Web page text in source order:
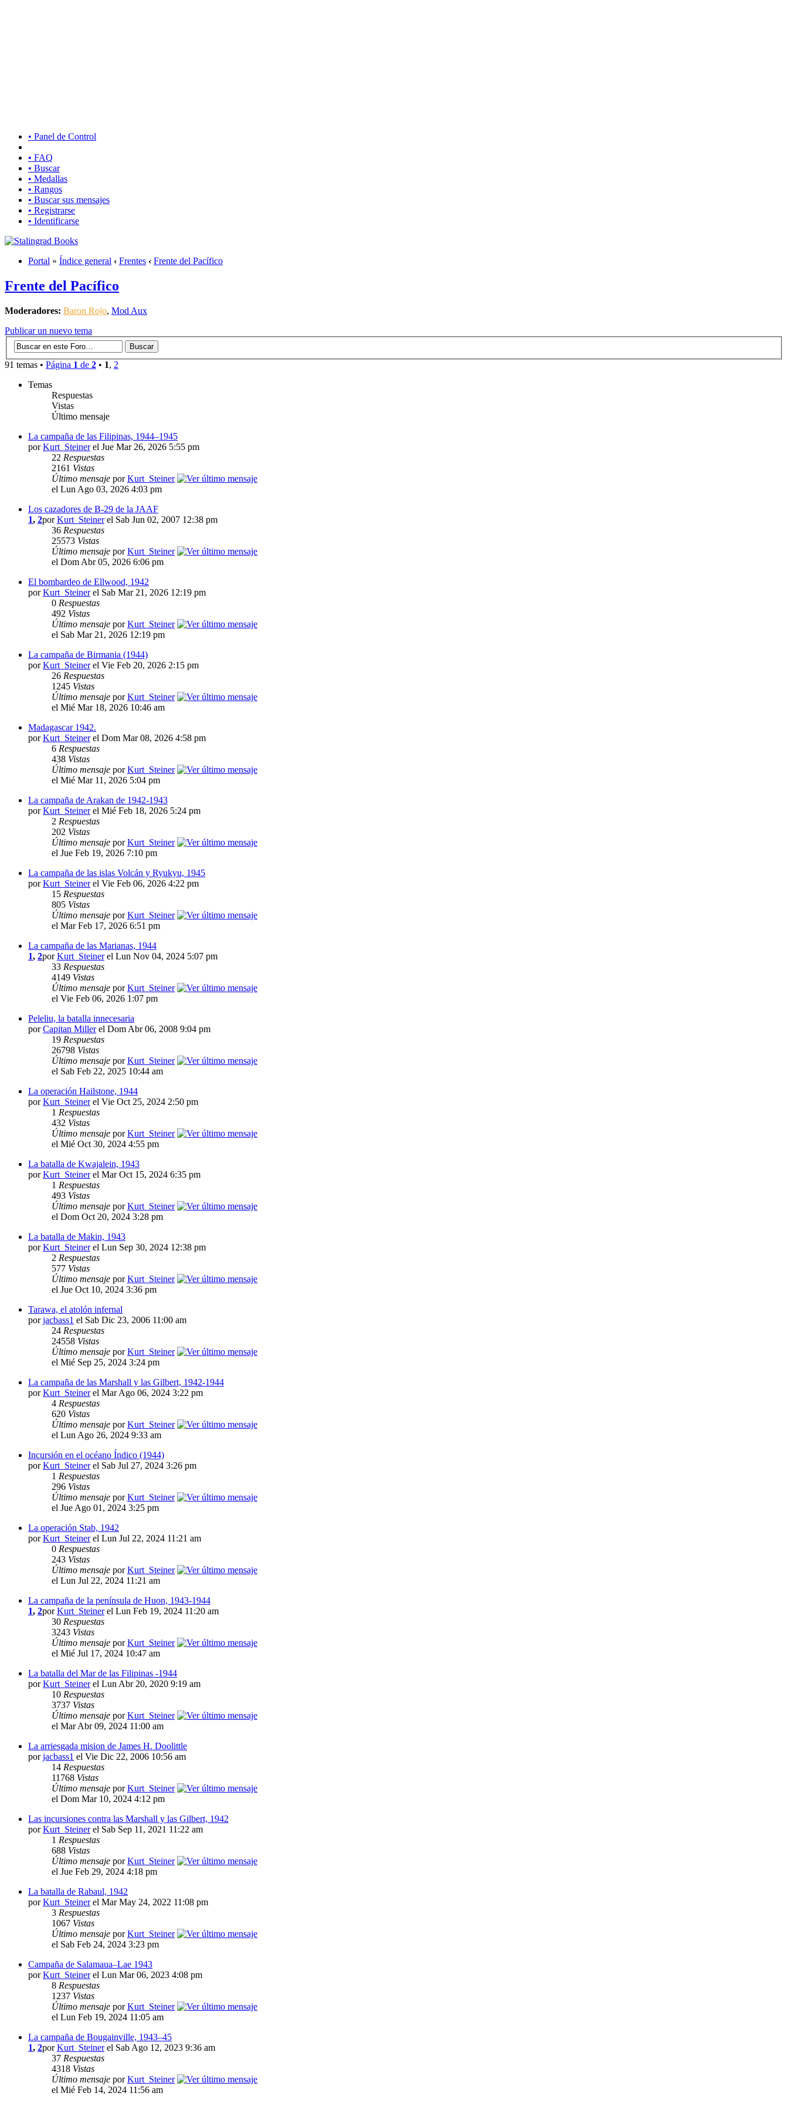
• Panel de Control
• FAQ
• Buscar
• Medallas
• Rangos
• Buscar sus mensajes
• Registrarse
• Identificarse
Portal » Índice general ‹ Frentes ‹ Frente del Pacífico
Frente del Pacífico
Moderadores: Baron Rojo, Mod Aux
Publicar un nuevo tema
91 temas • Página 1 de 2 • 1, 2
Temas
Respuestas
Vistas
Último mensaje
La campaña de las Filipinas, 1944–1945
porKurt_Steinerel Jue Mar 26, 2026 5:55 pm
22 Respuestas
2161 Vistas
Último mensaje porKurt_Steiner
el Lun Ago 03, 2026 4:03 pm
Los cazadores de B-29 de la JAAF
1, 2porKurt_Steinerel Sab Jun 02, 2007 12:38 pm
36 Respuestas
25573 Vistas
Último mensaje porKurt_Steiner
el Dom Abr 05, 2026 6:06 pm
El bombardeo de Ellwood, 1942
porKurt_Steinerel Sab Mar 21, 2026 12:19 pm
0 Respuestas
492 Vistas
Último mensaje porKurt_Steiner
el Sab Mar 21, 2026 12:19 pm
La campaña de Birmania (1944)
porKurt_Steinerel Vie Feb 20, 2026 2:15 pm
26 Respuestas
1245 Vistas
Último mensaje porKurt_Steiner
el Mié Mar 18, 2026 10:46 am
Madagascar 1942.
porKurt_Steinerel Dom Mar 08, 2026 4:58 pm
6 Respuestas
438 Vistas
Último mensaje porKurt_Steiner
el Mié Mar 11, 2026 5:04 pm
La campaña de Arakan de 1942-1943
porKurt_Steinerel Mié Feb 18, 2026 5:24 pm
2 Respuestas
202 Vistas
Último mensaje porKurt_Steiner
el Jue Feb 19, 2026 7:10 pm
La campaña de las islas Volcán y Ryukyu, 1945
porKurt_Steinerel Vie Feb 06, 2026 4:22 pm
15 Respuestas
805 Vistas
Último mensaje porKurt_Steiner
el Mar Feb 17, 2026 6:51 pm
La campaña de las Marianas, 1944
1, 2porKurt_Steinerel Lun Nov 04, 2024 5:07 pm
33 Respuestas
4149 Vistas
Último mensaje porKurt_Steiner
el Vie Feb 06, 2026 1:07 pm
Peleliu, la batalla innecesaria
porCapitan Millerel Dom Abr 06, 2008 9:04 pm
19 Respuestas
26798 Vistas
Último mensaje porKurt_Steiner
el Sab Feb 22, 2025 10:44 am
La operación Hailstone, 1944
porKurt_Steinerel Vie Oct 25, 2024 2:50 pm
1 Respuestas
432 Vistas
Último mensaje porKurt_Steiner
el Mié Oct 30, 2024 4:55 pm
La batalla de Kwajalein, 1943
porKurt_Steinerel Mar Oct 15, 2024 6:35 pm
1 Respuestas
493 Vistas
Último mensaje porKurt_Steiner
el Dom Oct 20, 2024 3:28 pm
La batalla de Makin, 1943
porKurt_Steinerel Lun Sep 30, 2024 12:38 pm
2 Respuestas
577 Vistas
Último mensaje porKurt_Steiner
el Jue Oct 10, 2024 3:36 pm
Tarawa, el atolón infernal
porjacbass1 el Sab Dic 23, 2006 11:00 am
24 Respuestas
24558 Vistas
Último mensaje porKurt_Steiner
el Mié Sep 25, 2024 3:24 pm
La campaña de las Marshall y las Gilbert, 1942-1944
porKurt_Steinerel Mar Ago 06, 2024 3:22 pm
4 Respuestas
620 Vistas
Último mensaje porKurt_Steiner
el Lun Ago 26, 2024 9:33 am
Incursión en el océano Índico (1944)
porKurt_Steinerel Sab Jul 27, 2024 3:26 pm
1 Respuestas
296 Vistas
Último mensaje porKurt_Steiner
el Jue Ago 01, 2024 3:25 pm
La operación Stab, 1942
porKurt_Steinerel Lun Jul 22, 2024 11:21 am
0 Respuestas
243 Vistas
Último mensaje porKurt_Steiner
el Lun Jul 22, 2024 11:21 am
La campaña de la península de Huon, 1943-1944
1, 2porKurt_Steinerel Lun Feb 19, 2024 11:20 am
30 Respuestas
3243 Vistas
Último mensaje porKurt_Steiner
el Mié Jul 17, 2024 10:47 am
La batalla del Mar de las Filipinas -1944
porKurt_Steinerel Lun Abr 20, 2020 9:19 am
10 Respuestas
3737 Vistas
Último mensaje porKurt_Steiner
el Mar Abr 09, 2024 11:00 am
La arriesgada mision de James H. Doolittle
porjacbass1 el Vie Dic 22, 2006 10:56 am
14 Respuestas
11768 Vistas
Último mensaje porKurt_Steiner
el Dom Mar 10, 2024 4:12 pm
Las incursiones contra las Marshall y las Gilbert, 1942
porKurt_Steinerel Sab Sep 11, 2021 11:22 am
1 Respuestas
688 Vistas
Último mensaje porKurt_Steiner
el Jue Feb 29, 2024 4:18 pm
La batalla de Rabaul, 1942
porKurt_Steinerel Mar May 24, 2022 11:08 pm
3 Respuestas
1067 Vistas
Último mensaje porKurt_Steiner
el Sab Feb 24, 2024 3:23 pm
Campaña de Salamaua–Lae 1943
porKurt_Steinerel Lun Mar 06, 2023 4:08 pm
8 Respuestas
1237 Vistas
Último mensaje porKurt_Steiner
el Lun Feb 19, 2024 11:05 am
La campaña de Bougainville, 1943–45
1, 2porKurt_Steinerel Sab Ago 12, 2023 9:36 am
37 Respuestas
4318 Vistas
Último mensaje porKurt_Steiner
el Mié Feb 14, 2024 11:56 am